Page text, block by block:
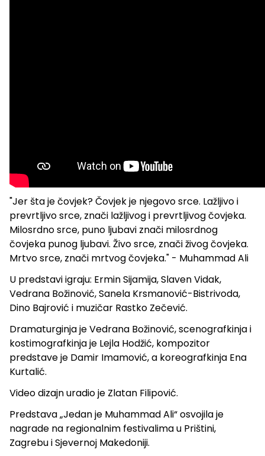
"Jer šta je čovjek? Čovjek je njegovo srce. Lažljivo i
prevrtljivo srce, znači lažljivog i prevrtljivog čovjeka.
Milosrdno srce, puno ljubavi znači milosrdnog
čovjeka punog ljubavi. Živo srce, znači živog čovjeka.
Mrtvo srce, znači mrtvog čovjeka." - Muhammad Ali
U predstavi igraju: Ermin Sijamija, Slaven Vidak,
Vedrana Božinović, Sanela Krsmanović-Bistrivoda,
Dino Bajrović i muzičar Rastko Zečević.
Dramaturginja je Vedrana Božinović, scenografkinja i
kostimografkinja je Lejla Hodžić, kompozitor
predstave je Damir Imamović, a koreografkinja Ena
Kurtalić.
Video dizajn uradio je Zlatan Filipović.
Predstava „Jedan je Muhammad Ali“ osvojila je
nagrade na regionalnim festivalima u Prištini,
Zagrebu i Sjevernoj Makedoniji.